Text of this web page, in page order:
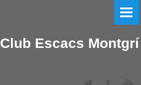
Club Escacs Montgrí